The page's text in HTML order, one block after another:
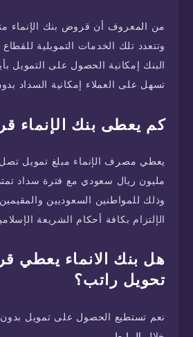
من المعروف أن قروض بنك الإنماء
وتتعدد تلك الخدمات التمويلية
البنك إمكانية الحصول على التمويل
تسهل على العملاء إمكانية السداد
كم يعطى بنك
مليون ريال سعودي مع فترة سداد
وذلك للمواطنين السعوديين
الإلتزام بكافة أحكام الشريعة
هل بنك الانماء يعطي
تحويل راتب؟
نعم تستطيع الحصول على تمويل